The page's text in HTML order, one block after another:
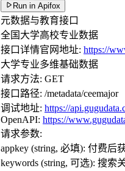
Run in Apifox
元数据与教育接口
全国大学高校专业数据
接口详情官网地址: https://
大学专业多维基础数据
请求方法: GET
接口路径: /metadata/ceemajor
调试地址: https://
OpenAPI: https://
请求参数:
appkey (string, 必填): 付费后
keywords (string, 可选): 搜